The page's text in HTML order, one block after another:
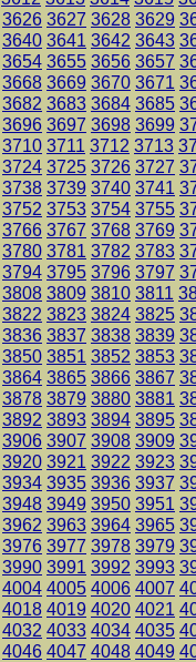
3626 3627 3628 3629
3640 3641 3642 3643
3654 3655 3656 3657
3668 3669 3670 3671
3682 3683 3684 3685
3696 3697 3698 3699
3710 3711 3712 3713
3724 3725 3726 3727
3738 3739 3740 3741
3752 3753 3754 3755
3766 3767 3768 3769
3780 3781 3782 3783
3794 3795 3796 3797
3808 3809 3810 3811
3822 3823 3824 3825
3836 3837 3838 3839
3850 3851 3852 3853
3864 3865 3866 3867
3878 3879 3880 3881
3892 3893 3894 3895
3906 3907 3908 3909
3920 3921 3922 3923
3934 3935 3936 3937
3948 3949 3950 3951
3962 3963 3964 3965
3976 3977 3978 3979
3990 3991 3992 3993
4004 4005 4006 4007
4018 4019 4020 4021
4032 4033 4034 4035
4046 4047 4048 4049